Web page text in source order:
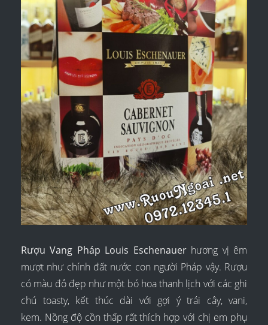
Rượu Vang Pháp Louis Eschenauerhương vị êm
mượt như chính đất nước con người Pháp vậy. Rượu
có màu đỏ đẹp như một bó hoa thanh lịch với các ghi
chú toasty, kết thúc dài với gợi ý trái cây, vani,
kem. Nồng độ cồn thấp rất thích hợp với chị em phụ